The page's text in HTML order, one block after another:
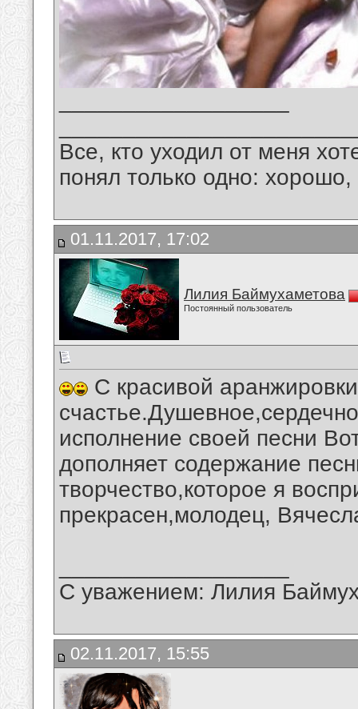
Все, кто уходил от меня
понял только одно:
01.11.2017, 17:02
Лилия Баймухаметова
Постоянный пользователь
С красивой
исполнение своей песни
дополняет содержание
творчество,которое я
прекрасен,молодец,
С уважением: Лилия
02.11.2017, 15:55